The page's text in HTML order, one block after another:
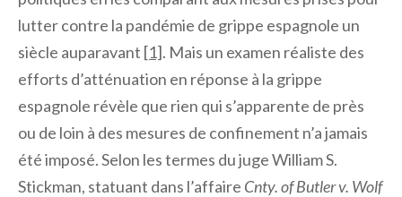
lutter contre la pandémie de grippe espagnole un
siècle auparavant [1]. Mais un examen réaliste des
efforts d’atténuation en réponse à la grippe
espagnole révèle que rien qui s’apparente de près
ou de loin à des mesures de confinement n’a jamais
été imposé. Selon les termes du juge William S.
Stickman, statuant dans l’affaire Cnty. of Butler v. Wolf